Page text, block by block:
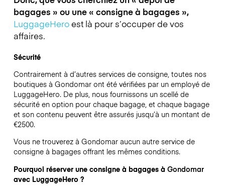
bagages » ou une « consigne à bagages »,
LuggageHeroest là pour s’occuper de vos
affaires.
Sécurité
Contrairement à d’autres services de consigne,toutes nos
boutiques à Gondomaront été vérifiées par un employé de
LuggageHero. De plus, nous fournissons un scellé de
sécurité en option pour chaque bagage, et chaque bagage
et son contenu peuvent être assurés jusqu’à un montant de
€2500.
Vous ne trouverez à Gondomaraucun autre service de
consigne à bagages offrant les mêmes conditions.
Pourquoi réserver une consigne à bagages à Gondomar
avec LuggageHero ?